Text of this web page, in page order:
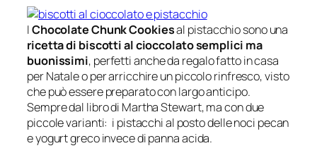
IChocolate Chunk Cookiesal pistacchio sono una
ricetta di biscotti al cioccolato semplici ma
buonissimi, perfetti anche da regalo fatto in casa
per Natale o per arricchire un piccolo rinfresco, visto
che può essere preparato con largo anticipo.
Sempre dal libro di Martha Stewart, ma con due
piccole varianti: i pistacchi al posto delle noci pecan
e yogurt greco invece di panna acida.